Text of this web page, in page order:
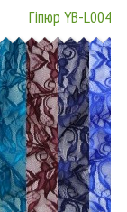
Гіпюр YB-L004